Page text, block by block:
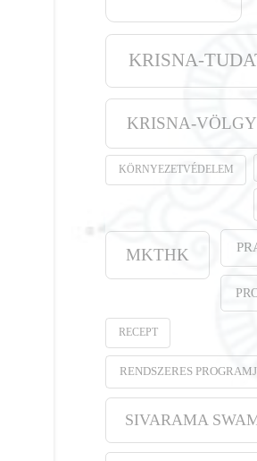
KRISNA-
KRISNA-VÖLGY
KÖRNYEZETVÉDELEM
MKTHK
RECEPT
RENDSZERES
SIVARAMA